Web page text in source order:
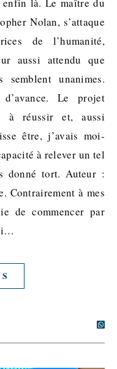
Nolan, s’attaque
de l’humanité,
aussi attendu que
unanimes.
Le projet
à réussir et, aussi
être, j’avais moi-
à relever un tel
donné tort. Auteur :
Contrairement à mes
de commencer par